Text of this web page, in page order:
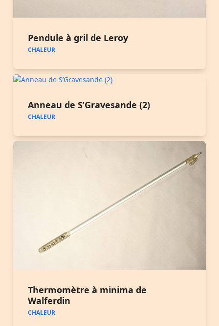
Pendule à gril de Leroy
CHALEUR
Anneau de S’Gravesande (2)
CHALEUR
Thermomètre à minima de
Walferdin
CHALEUR